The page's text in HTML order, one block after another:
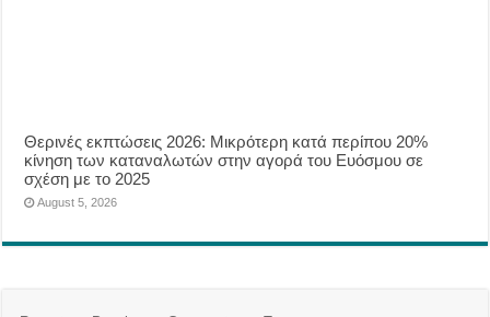
Θερινές εκπτώσεις 2026: Μικρότερη κατά περίπου 20%
κίνηση των καταναλωτών στην αγορά του Ευόσμου σε
σχέση με το 2025
August 5, 2026